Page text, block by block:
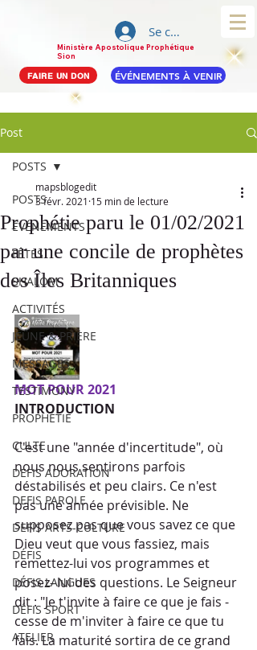
Ministère Apostolique Prophétique
Sion
Se connecter
FAIRE UN DON ÉVÉNEMENTS À VENIR
Post
POSTS
ÉVÉNEMENTS
FÊTES
SHALOM
ACTIVITÉS
JEÛNE & PRIÈRE
MESSAGES
TESTIMONY
PROPHÉTIE
CULTE
DEFIS ADORATION
DEFIS PAROLE
DEFIS ARTS-CULTURE
DÉFIS
DÉFIS LANGUES
DÉFIS SPORT
ATELIER
POSTS
Prophétie paru le 01/02/2021
par une concile de prophètes
des Îles Britanniques
mapsblogedit
3 févr. 2021 15 min de lecture
MOT POUR 2021
INTRODUCTION
C'est une "année d'incertitude", où
nous nous sentirons parfois
déstabilisés et peu clairs. Ce n'est
pas une année prévisible. Ne
supposez pas que vous savez ce que
Dieu veut que vous fassiez, mais
remettez-lui vos programmes et
posez- lui des questions. Le Seigneur
dit : "Je t'invite à faire ce que je fais -
cesse de m'inviter à faire ce que tu
fais. La maturité sortira de ce grand